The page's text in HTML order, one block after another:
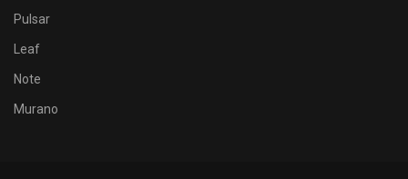
Pulsar
Leaf
Note
Murano